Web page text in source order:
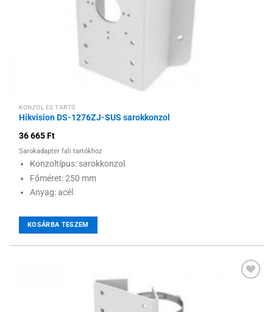
KONZOL ÉS TARTÓ
Hikvision DS-1276ZJ-SUS sarokkonzol
36 665Ft
Sarokadapter fali tartókhoz
Konzoltípus: sarokkonzol
Főméret: 250 mm
Anyag: acél
KOSÁRBA TESZEM